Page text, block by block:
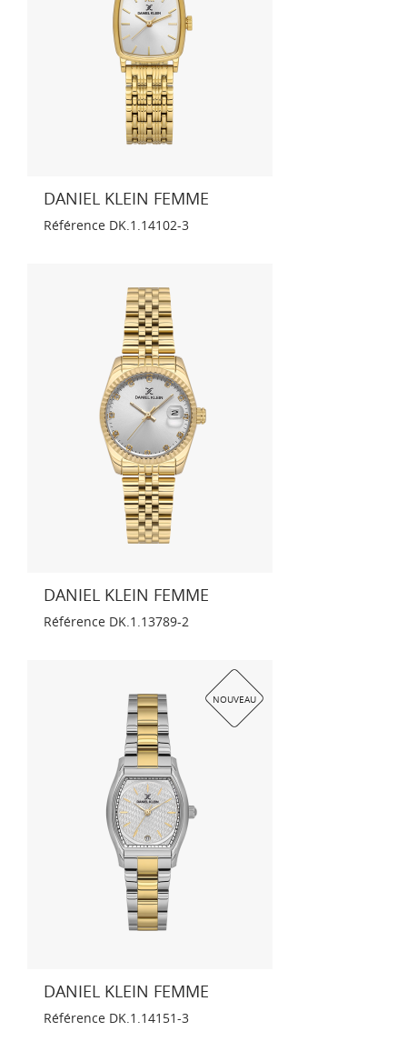
DANIEL KLEIN FEMME
Référence DK.1.14102-3
DANIEL KLEIN FEMME
Référence DK.1.13789-2
NOUVEAU
DANIEL KLEIN FEMME
Référence DK.1.14151-3